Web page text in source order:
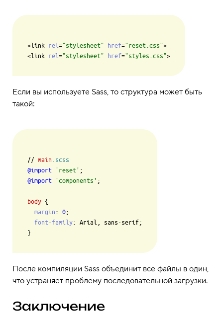
<link rel ="stylesheet" href="reset.css">
<link rel ="stylesheet" href="styles.css"
Если вы используете Sass, то структура может быть
такой:
// main .scss
@import
'reset'
@import
'components' ;
body {
margin : 0;
font-family: Arial, sans-serif;
После компиляции Sass объединит все файлы в один,
что устраняет проблему последовательной загрузки.
Заключение